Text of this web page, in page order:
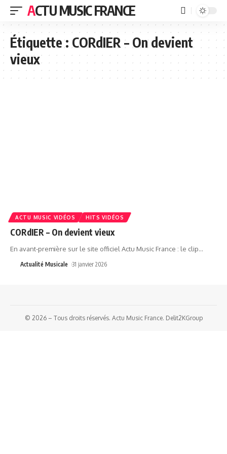
ACTU MUSIC FRANCE
Étiquette :CORdIER – On devient
vieux
ACTU MUSIC VIDÉOS HITS VIDÉOS
CORdIER – On devient vieux
En avant-première sur le site officiel Actu Music France : le clip…
Actualité Musicale 31 janvier 2026
© 2026 – Tous droits réservés. Actu Music France. Delit2KGroup